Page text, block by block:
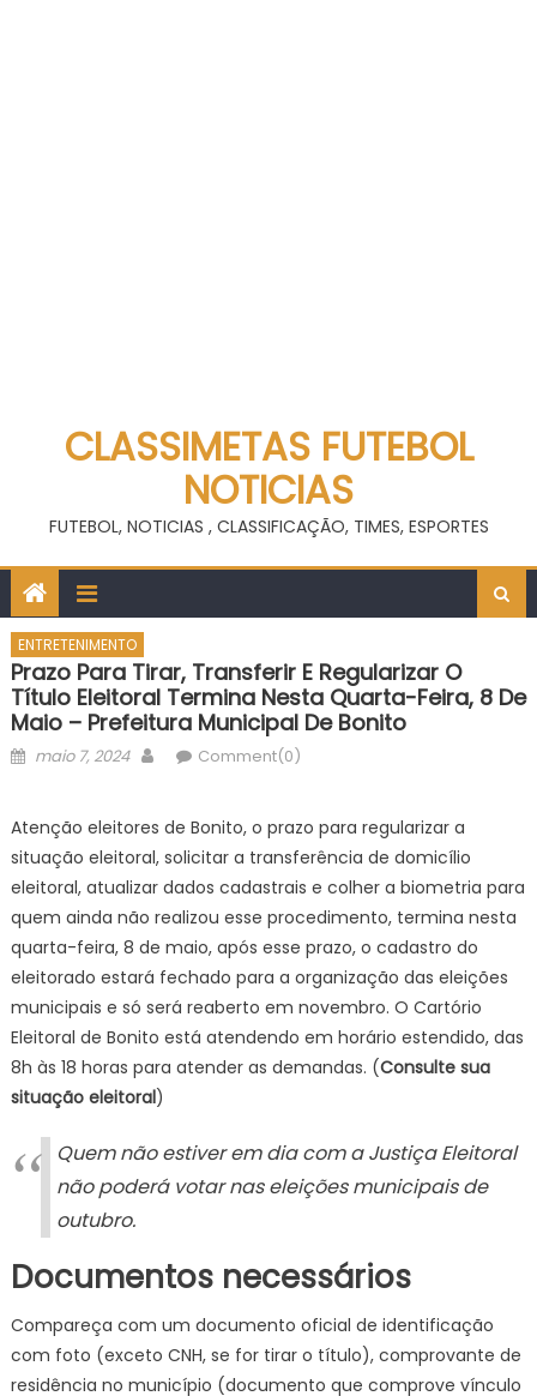
CLASSIMETAS FUTEBOL
NOTICIAS
FUTEBOL, NOTICIAS , CLASSIFICAÇÃO, TIMES, ESPORTES
ENTRETENIMENTO
Prazo Para Tirar, Transferir E Regularizar O
Título Eleitoral Termina Nesta Quarta-Feira, 8 De
Maio – Prefeitura Municipal De Bonito
Posted
maio 7, 2024 AuthorComment(0)
Atenção eleitores de Bonito, o prazo para regularizar a
situação eleitoral, solicitar a transferência de domicílio
eleitoral, atualizar dados cadastrais e colher a biometria para
quem ainda não realizou esse procedimento, termina nesta
quarta-feira, 8 de maio, após esse prazo, o cadastro do
eleitorado estará fechado para a organização das eleições
municipais e só será reaberto em novembro. O Cartório
Eleitoral de Bonito está atendendo em horário estendido, das
8h às 18 horas para atender as demandas. (Consulte sua
situação eleitoral)
Quem não estiver em dia com a Justiça Eleitoral
não poderá votar nas eleições municipais de
outubro.
Documentos necessários
Compareça com um documento oficial de identificação
com foto (exceto CNH, se for tirar o título), comprovante de
residência no município (documento que comprove vínculo